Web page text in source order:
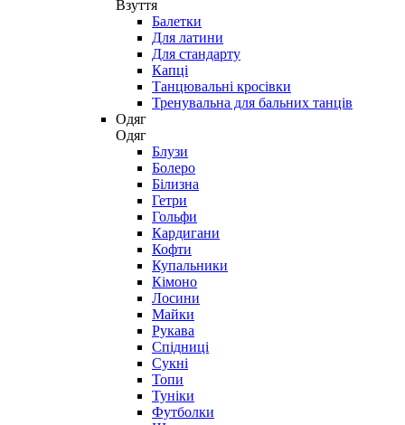
Взуття
Балетки
Для латини
Для стандарту
Капці
Танцювальні кросівки
Тренувальна для бальних танців
Одяг
Одяг
Блузи
Болеро
Білизна
Гетри
Гольфи
Кардигани
Кофти
Купальники
Кімоно
Лосини
Майки
Рукава
Спідниці
Сукні
Топи
Туніки
Футболки